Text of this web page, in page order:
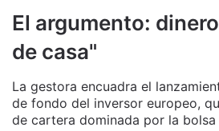
El argumento:
de casa"
La gestora encuadra el
de fondo del inversor europeo,
de cartera dominada por la bolsa